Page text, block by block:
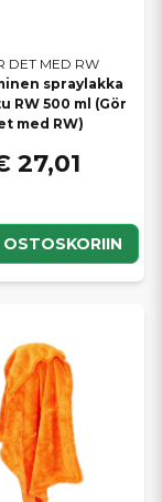
DET MED RW
spraylakka
RW 500 ml (Gör
med RW)
27,01